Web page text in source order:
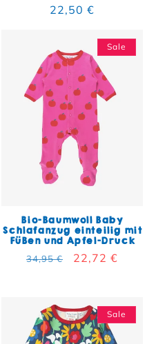
Normaler Preis
22,50 €
insgesamt
Sale
Bio-Baumwoll Baby
Schlafanzug einteilig mit
Füßen und Apfel-Druck
Normaler Preis
34,95 € Verkaufspreis
22,72 €
Sale